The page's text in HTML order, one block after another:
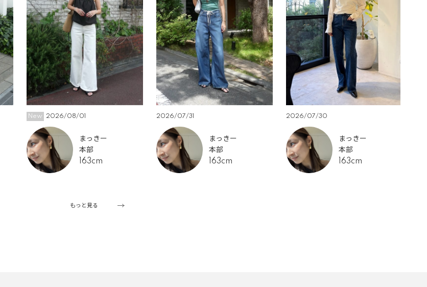
New 2026/08/01
まっきー
本部
163cm
2026/07/31
まっきー
本部
163cm
2026/07/30
まっきー
本部
163cm
もっと見る